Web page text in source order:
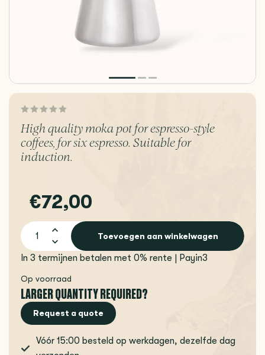
High quality moka pot for espresso-style
coffees, for six espresso. Suitable for
induction.
€72,00
Toevoegen aan winkelwagen
In 3 termijnen betalen met 0% rente | Payin3
Op voorraad
LARGER QUANTITY REQUIRED?
Request a quote
Vóór 15:00 besteld op werkdagen, dezelfde dag